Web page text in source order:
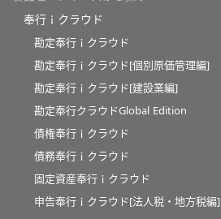
奉行ｉクラウド
勘定奉行ｉクラウド
勘定奉行ｉクラウド[個別原価管理編]
勘定奉行ｉクラウド[建設業編]
勘定奉行クラウドGlobal Edition
債権奉行ｉクラウド
債務奉行ｉクラウド
固定資産奉行ｉクラウド
申告奉行ｉクラウド[法人税・地方税編]